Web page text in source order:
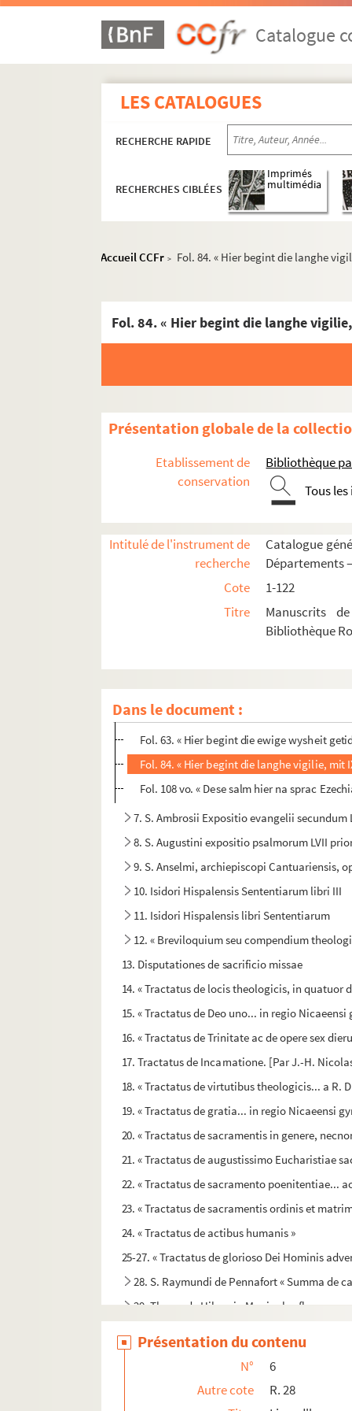
Catalogue
LES CATALOGUES
RECHERCHE RAPIDE
RECHERCHES CIBLÉES
Imprimés
multimédia
Accueil CCFr > Fol. 84. « Hier begint die langhe
Fol. 84. « Hier begint die langhe
Présentation globale de la
Etablissement de
conservation
Bibliothèque
Tous
Intitulé de l'instrument de
recherche
Catalogue
Départements
Cote
1-122
Titre
Manuscrits
Bibliothèque
Dans le document :
1. Biblia sacra
3. Historia, moralitas, allegoria Patrum
5. Livre d'heures, à l'usage des Bénédictins
6. Livre d'heures, en langue flamande
Fol. 13. Heures
Fol. 50. « Hier begint die seven salm David »
Fol. 58. Litanies
Fol. 63. « Hier begint die ewige wysheit
Fol. 84. « Hier begint die langhe vigilie, mit
Fol. 108 vo. « Dese salm hier na sprac
7. S. Ambrosii Expositio evangelii secundum
8. S. Augustini expositio psalmorum LVII
9. S. Anselmi, archiepiscopi Cantuariensis,
10. Isidori Hispalensis Sententiarum libri III
11. Isidori Hispalensis libri Sententiarum
12. « Breviloquium seu compendium
13. Disputationes de sacrificio missae
14. « Tractatus de locis theologicis, in
15. « Tractatus de Deo uno... in regio
16. « Tractatus de Trinitate ac de opere sex
17. Tractatus de Incarnatione. [Par J.-H.
18. « Tractatus de virtutibus theologicis... a R.
19. « Tractatus de gratia... in regio Nicaeensi
20. « Tractatus de sacramentis in genere,
21. « Tractatus de augustissimo Eucharistiae
22. « Tractatus de sacramento poenitentiae...
23. « Tractatus de sacramentis ordinis et
24. « Tractatus de actibus humanis »
25-27. « Tractatus de glorioso Dei Hominis
28. S. Raymundi de Pennafort « Summa de
29. Thome de Hibernia Manipulus florum
31. Sermons pour tout un Carême
Présentation du contenu
N°
6
Autre cote
R. 28